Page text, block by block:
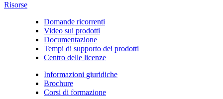
Risorse
Domande ricorrenti
Video sui prodotti
Documentazione
Tempi di supporto dei prodotti
Centro delle licenze
Informazioni giuridiche
Brochure
Corsi di formazione